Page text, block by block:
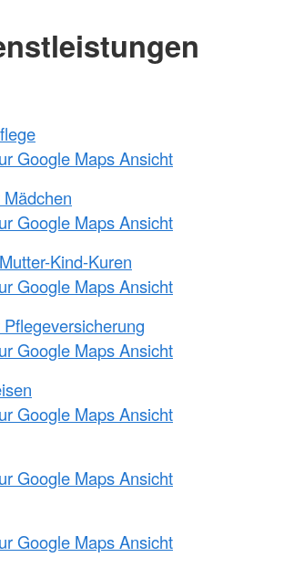
Google Maps Ansicht
Google Maps Ansicht
Kind-Kuren
Google Maps Ansicht
Google Maps Ansicht
Google Maps Ansicht
Google Maps Ansicht
Google Maps Ansicht